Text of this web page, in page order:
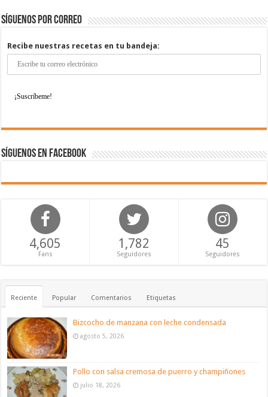
Síguenos por correo
Recibe nuestras recetas en tu bandeja:
Síguenos en Facebook
4,605
Fans
1,782
Seguidores
45
Seguidores
Reciente Popular Comentarios Etiquetas
Bizcocho de manzana con leche condensada
agosto 5, 2026
Pollo con salsa cremosa de puerro y champiñones
julio 18, 2026